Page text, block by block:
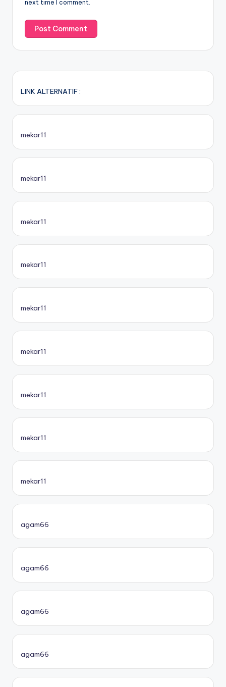
next time I comment.
LINK ALTERNATIF :
mekar11
mekar11
mekar11
mekar11
mekar11
mekar11
mekar11
mekar11
mekar11
agam66
agam66
agam66
agam66